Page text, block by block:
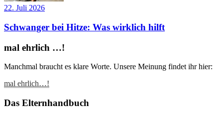
22. Juli 2026
Schwanger bei Hitze: Was wirklich hilft
mal ehrlich …!
Manchmal braucht es klare Worte. Unsere Meinung findet ihr hier:
mal ehrlich…!
Das Elternhandbuch